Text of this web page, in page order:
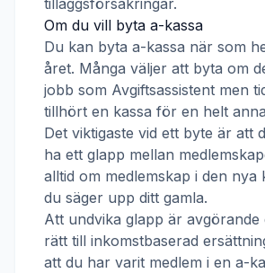
tilläggsförsäkringar.
Om du vill byta a-kassa
Du kan byta a-kassa när som
året. Många väljer att byta om
jobb som Avgiftsassistent men
tillhört en kassa för en helt
Det viktigaste vid ett byte är att
ha ett glapp mellan
alltid om medlemskap i den nya
du säger upp ditt gamla.
Att undvika glapp är avgörande
rätt till inkomstbaserad
att du har varit medlem i en a-